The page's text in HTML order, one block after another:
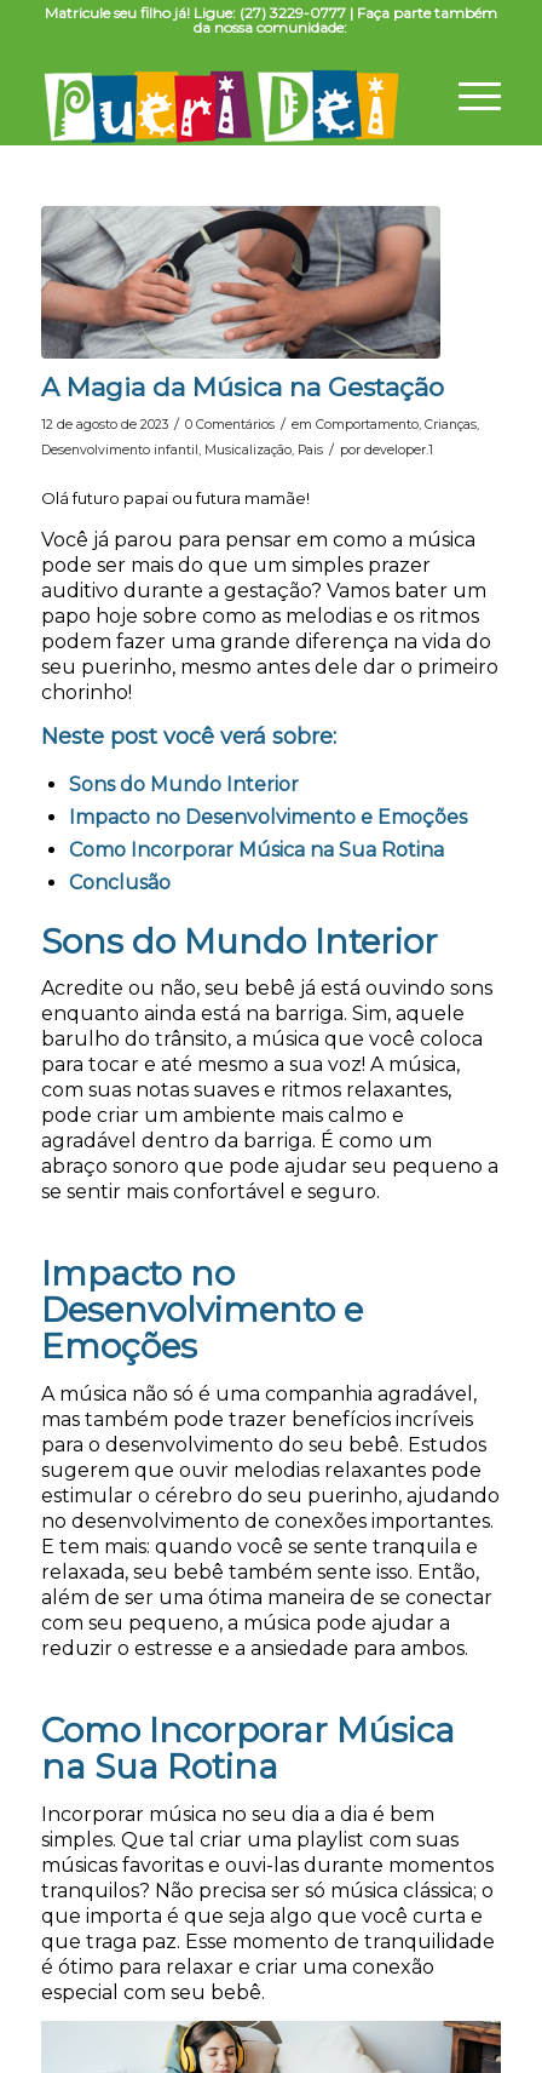
Matricule seu filho já! Ligue: (27) 3229-0777 | Faça parte também
da nossa comunidade:
A Magia da Música na Gestação
12 de agosto de 2023 / 0 Comentários / em Comportamento, Crianças,
Desenvolvimento infantil, Musicalização, Pais / por developer.1
Olá futuro papai ou futura mamãe!
Você já parou para pensar em como a música
pode ser mais do que um simples prazer
auditivo durante a gestação? Vamos bater um
papo hoje sobre como as melodias e os ritmos
podem fazer uma grande diferença na vida do
seu puerinho, mesmo antes dele dar o primeiro
chorinho!
Neste post você verá sobre:
Sons do Mundo Interior
Impacto no Desenvolvimento e Emoções
Como Incorporar Música na Sua Rotina
Conclusão
Sons do Mundo Interior
Acredite ou não, seu bebê já está ouvindo sons
enquanto ainda está na barriga. Sim, aquele
barulho do trânsito, a música que você coloca
para tocar e até mesmo a sua voz! A música,
com suas notas suaves e ritmos relaxantes,
pode criar um ambiente mais calmo e
agradável dentro da barriga. É como um
abraço sonoro que pode ajudar seu pequeno a
se sentir mais confortável e seguro.
Impacto no
Desenvolvimento e
Emoções
A música não só é uma companhia agradável,
mas também pode trazer benefícios incríveis
para o desenvolvimento do seu bebê. Estudos
sugerem que ouvir melodias relaxantes pode
estimular o cérebro do seu puerinho, ajudando
no desenvolvimento de conexões importantes.
E tem mais: quando você se sente tranquila e
relaxada, seu bebê também sente isso. Então,
além de ser uma ótima maneira de se conectar
com seu pequeno, a música pode ajudar a
reduzir o estresse e a ansiedade para ambos.
Como Incorporar Música
na Sua Rotina
Incorporar música no seu dia a dia é bem
simples. Que tal criar uma playlist com suas
músicas favoritas e ouvi-las durante momentos
tranquilos? Não precisa ser só música clássica; o
que importa é que seja algo que você curta e
que traga paz. Esse momento de tranquilidade
é ótimo para relaxar e criar uma conexão
especial com seu bebê.